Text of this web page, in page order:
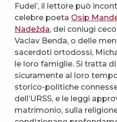
Fudel’, il lettore può
celebre poeta Osip
Nadežda, dei coniugi
Vaclav Benda, o delle
sacerdoti ortodossi,
le loro famiglie. Si tratta
sicuramente al loro
storico-politiche
dell’URSS, e le leggi
matrimonio, sulla